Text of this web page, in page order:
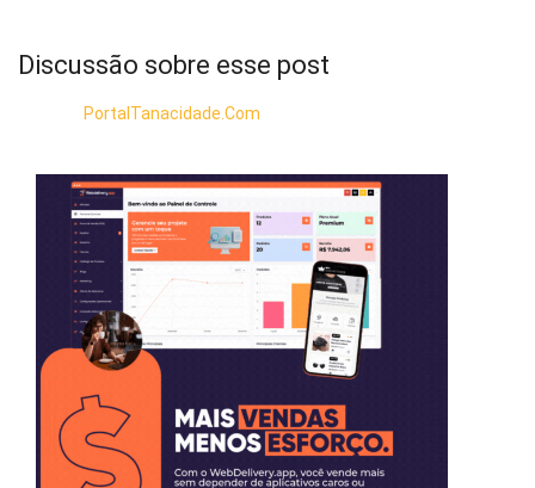
Discussão sobre esse post
PortalTanacidade.Com